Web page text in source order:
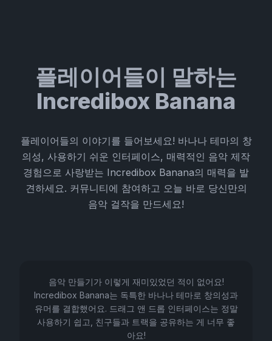
플레이어들이 말하는
Incredibox Banana
플레이어들의 이야기를 들어보세요! 바나나 테마의 창
의성, 사용하기 쉬운 인터페이스, 매력적인 음악 제작
경험으로 사랑받는 Incredibox Banana의 매력을 발
견하세요. 커뮤니티에 참여하고 오늘 바로 당신만의
음악 걸작을 만드세요!
음악 만들기가 이렇게 재미있었던 적이 없어요!
Incredibox Banana는 독특한 바나나 테마로 창의성과
유머를 결합했어요. 드래그 앤 드롭 인터페이스는 정말
사용하기 쉽고, 친구들과 트랙을 공유하는 게 너무 좋
아요!